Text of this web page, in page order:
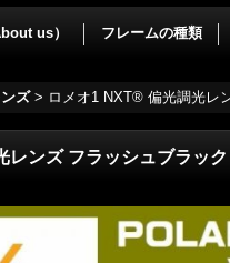
us） フレームの種類
ズ > ロメオ1 NXT® 偏光調光レ
レンズ フラッシュブラック